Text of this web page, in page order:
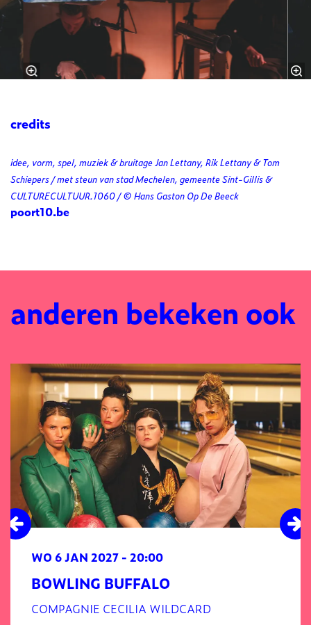
credits
idee, vorm, spel, muziek & bruitage Jan Lettany, Rik Lettany & Tom
Schiepers / met steun van stad Mechelen, gemeente Sint-Gillis &
CULTURECULTUUR.1060 / © Hans Gaston Op De Beeck
poort10.be
anderen bekeken ook
BOWLING BUFFALO
COMPAGNIE CECILIA WILDCARD
WO 6 JAN 2027 - 20:00